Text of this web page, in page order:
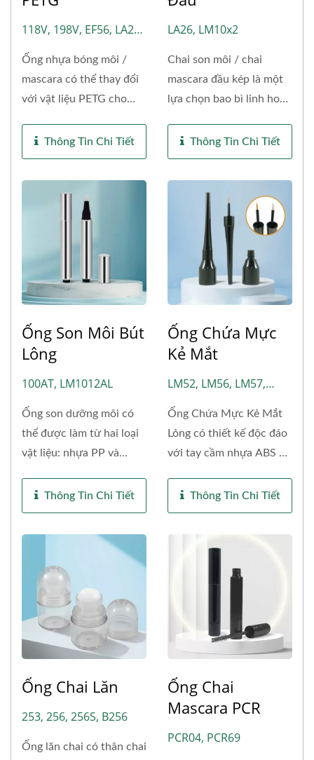
118V, 198V, EF56, LA22,
LI117, LIM127, LM18,
LM163, LM1002, MS08,
Ống nhựa bóng môi /
mascara có thể thay đổi
với vật liệu PETG cho
Thông Tin Chi Tiết
LA26, LM10x2
Chai son môi / chai
mascara đầu kép là một
lựa chọn bao bì linh hoạt
Thông Tin Chi Tiết
Ống Son Môi Bút
Lông
100AT, LM1012AL
Ống son dưỡng môi có
thể được làm từ hai loại
vật liệu: nhựa PP và
Thông Tin Chi Tiết
Ống Chứa Mực
Kẻ Mắt
LM52, LM56, LM57,
LM93
Ống Chứa Mực Kẻ Mắt
Lỏng có thiết kế độc đáo
với tay cầm nhựa ABS và
Thông Tin Chi Tiết
Ống Chai Lăn
253, 256, 256S, B256
Ống lăn chai có thân chai
Ống Chai
Mascara PCR
PCR04, PCR69